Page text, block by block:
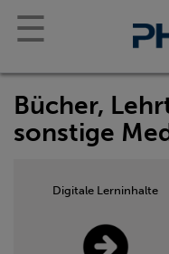
☰
Bücher,
sonstige
Digitale Lerninhalte